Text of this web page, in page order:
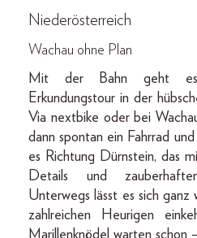
Niederösterreich
Wachau ohne Plan
Mit der Bahn geht
Erkundungstour in der
Via nextbike oder bei
dann spontan ein Fahrrad
es Richtung Dürnstein, das
Details und
Unterwegs lässt es sich
zahlreichen Heurigen
Marillenknödel warten schon